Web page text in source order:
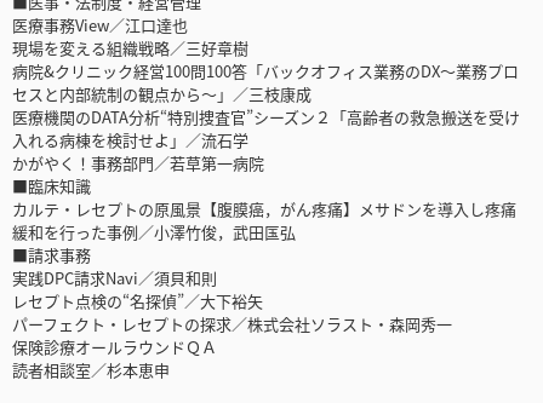
医療事務View／江口達也
現場を変える組織戦略／三好章樹
病院&クリニック経営100問100答「バックオフィス業務のDX～業務プロ
セスと内部統制の観点から～」／三枝康成
医療機関のDATA分析“特別捜査官”シーズン２「高齢者の救急搬送を受け
入れる病棟を検討せよ」／流石学
かがやく！事務部門／若草第一病院
■臨床知識
カルテ・レセプトの原風景【腹膜癌，がん疼痛】メサドンを導入し疼痛
緩和を行った事例／小澤竹俊，武田匤弘
■請求事務
実践DPC請求Navi／須貝和則
レセプト点検の“名探偵”／大下裕矢
パーフェクト・レセプトの探求／株式会社ソラスト・森岡秀一
保険診療オールラウンドＱＡ
読者相談室／杉本恵申